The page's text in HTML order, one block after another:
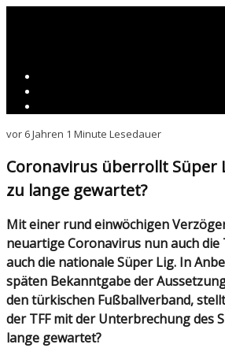
vor 6 Jahren 1 Minute Lesedauer
Coronavirus überrollt Süper
zu lange gewartet?
Mit einer rund einwöchigen Verzögerung trifft das
neuartige Coronavirus nun auch die
auch die nationale Süper Lig. In
späten Bekanntgabe der
den türkischen Fußballverband,
der TFF mit der Unterbrechung des
lange gewartet?